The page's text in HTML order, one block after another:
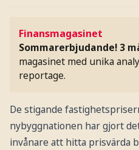
Finansmagasinet
Sommarerbjudande! 3
magasinet med unika
reportage.
De stigande
nybyggnationen har gjort
invånare att hitta prisvärda